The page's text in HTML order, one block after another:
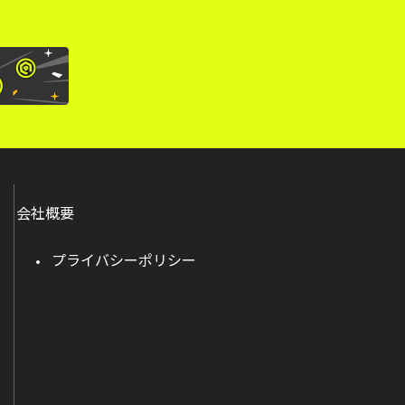
会社概要
プライバシーポリシー